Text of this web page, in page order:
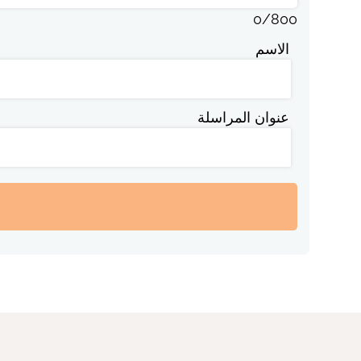
0/800
الاسم
عنوان المراسلة